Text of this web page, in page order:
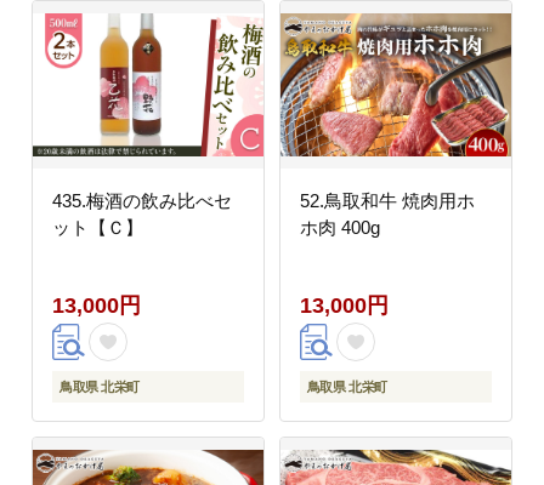
435.梅酒の飲み比べセ
ット【Ｃ】
13,000円
鳥取県 北栄町
52.鳥取和牛 焼肉用ホ
ホ肉 400g
13,000円
鳥取県 北栄町